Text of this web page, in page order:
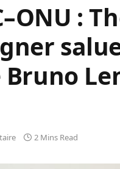
:
Bruno
2 Mins Read